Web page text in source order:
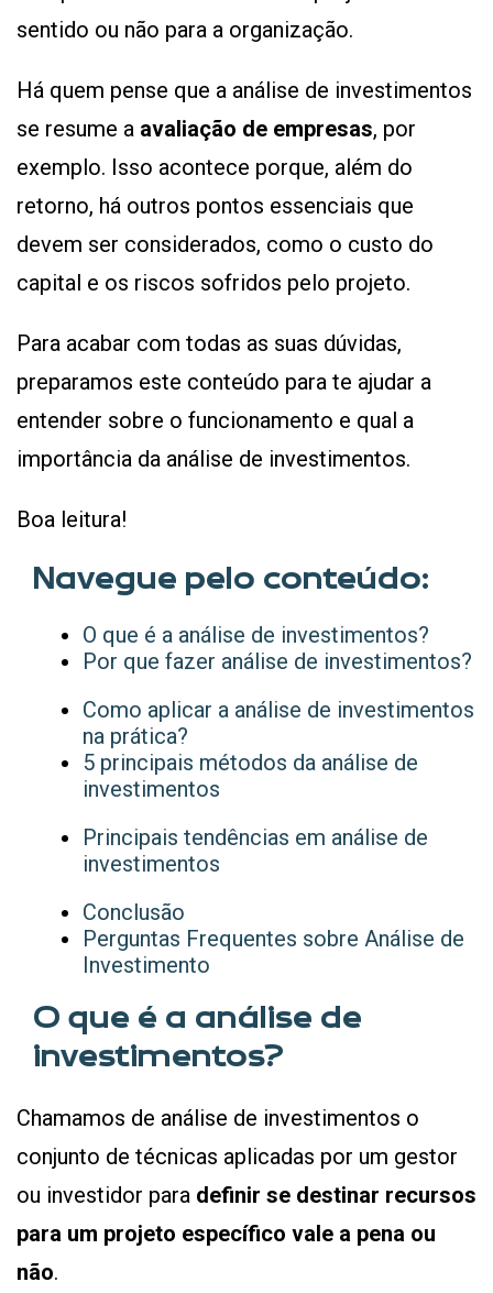
sentido ou não para a organização.
Há quem pense que a análise de investimentos
se resume a avaliação de empresas, por
exemplo. Isso acontece porque, além do
retorno, há outros pontos essenciais que
devem ser considerados, como o custo do
capital e os riscos sofridos pelo projeto.
Para acabar com todas as suas dúvidas,
preparamos este conteúdo para te ajudar a
entender sobre o funcionamento e qual a
importância da análise de investimentos.
Boa leitura!
Navegue pelo conteúdo:
O que é a análise de investimentos?
Por que fazer análise de investimentos?
Como aplicar a análise de investimentos
na prática?
5 principais métodos da análise de
investimentos
Principais tendências em análise de
investimentos
Conclusão
Perguntas Frequentes sobre Análise de
Investimento
O que é a análise de
investimentos?
Chamamos de análise de investimentos o
conjunto de técnicas aplicadas por um gestor
ou investidor para definir se destinar recursos
para um projeto específico vale a pena ou
não.